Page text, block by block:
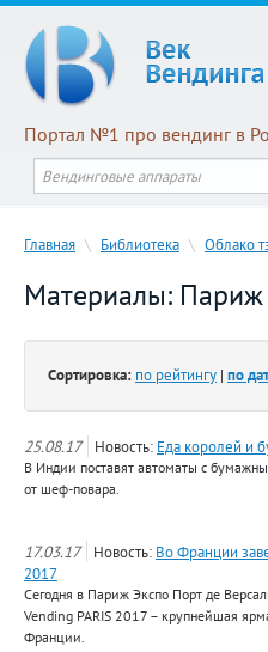
Портал №1 про вендинг в
Главная \ Библиотека \ Облако
Материалы: Париж
Сортировка: по рейтингу | по
25.08.17 Новость: Еда королей и
В Индии поставят автоматы с
от шеф-повара.
17.03.17 Новость: Во Франции
2017
Сегодня в Париж Экспо Порт де
Vending PARIS 2017 – крупнейшая
Франции.